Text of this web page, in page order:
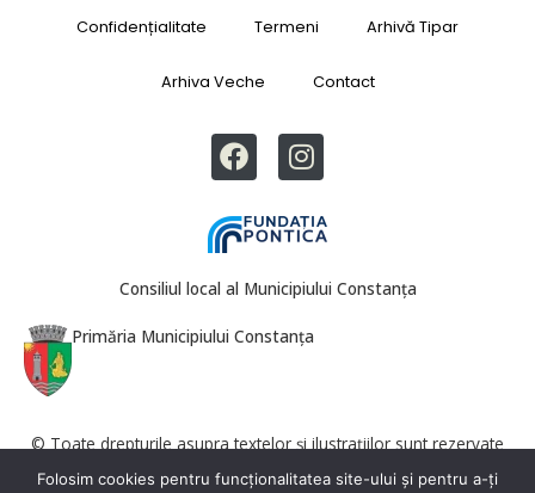
Confidențialitate Termeni Arhivă Tipar
Arhiva Veche Contact
Consiliul local al Municipiului Constanța
Primăria Municipiului Constanța
© Toate drepturile asupra textelor și ilustrațiilor sunt rezervate
Folosim cookies pentru funcționalitatea site-ului și pentru a-ți